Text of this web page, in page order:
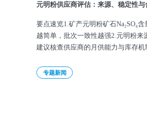
元明粉供应商评估：来源、稳定性
要点速览1.矿产元明粉矿石Na₂SO₄
越简单，批次一致性越强2.元明粉
建议核查供应商的月供能力与库存
专题新闻